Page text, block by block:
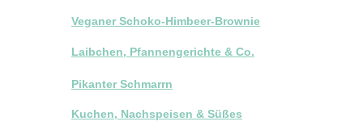
Veganer Schoko-Himbeer-Brownie
Laibchen, Pfannengerichte & Co.
Pikanter Schmarrn
Kuchen, Nachspeisen & Süßes